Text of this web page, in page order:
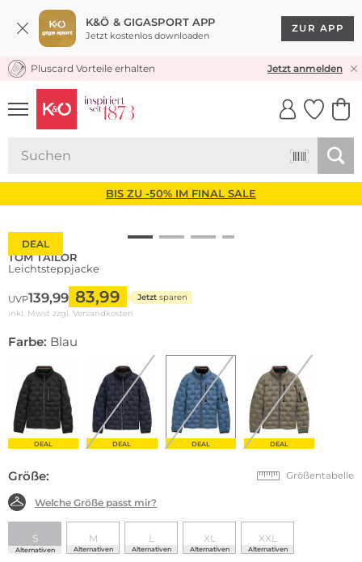
K&Ö & GIGASPORT APP
Jetzt kostenlos downloaden
ZUR APP
KOSTENLOSER VERSAND* & RÜCKVERSAND
Pluscard Vorteile erhalten Jetzt anmelden
UNSERE APP
CLICK &
BIS ZU -50% IM FINAL SALE
DEAL
TOM TAILOR
Leichtsteppjacke
UVP139,99 83,99 Jetzt sparen
inkl. Mwst zzgl. Versandkosten
Farbe: Blau
DEAL DEAL DEAL DEAL
Größe: Größentabelle
Welche Größe passt mir?
S
Alternativen
M
Alternativen
L
Alternativen
XL
Alternativen
XXL
Alternativen